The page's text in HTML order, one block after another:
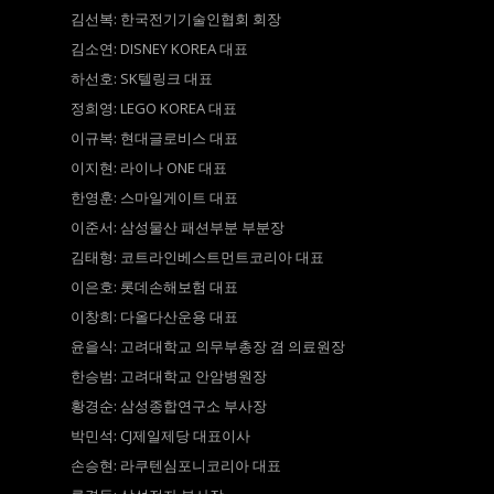
김선복: 한국전기기술인협회 회장
김소연: DISNEY KOREA 대표
하선호: SK텔링크 대표
정희영: LEGO KOREA 대표
이규복: 현대글로비스 대표
이지현: 라이나 ONE 대표
한영훈: 스마일게이트 대표
이준서: 삼성물산 패션부분 부분장
김태형: 코트라인베스트먼트코리아 대표
이은호: 롯데손해보험 대표
이창희: 다올다산운용 대표
윤을식: 고려대학교 의무부총장 겸 의료원장
한승범: 고려대학교 안암병원장
황경순: 삼성종합연구소 부사장
박민석: CJ제일제당 대표이사
손승현: 라쿠텐심포니코리아 대표